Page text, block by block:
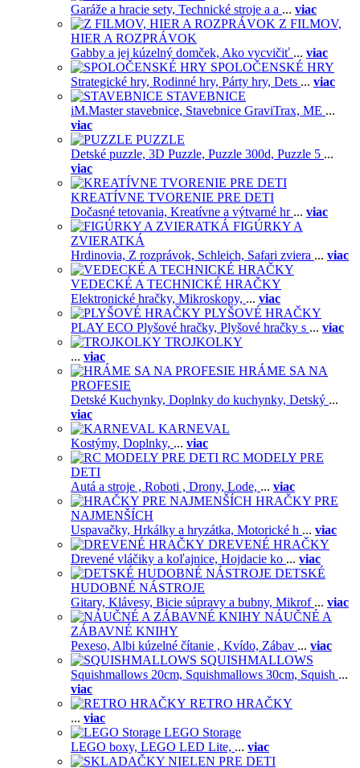
Garáže a hracie sety, Technické stroje a a ... viac
Z FILMOV,
HIER A ROZPRÁVOK
Gabby a jej kúzelný domček, Ako vycvičiť ... viac
SPOLOČENSKÉ HRY
Strategické hry, Rodinné hry, Párty hry, Dets ... viac
STAVEBNICE
iM.Master stavebnice, Stavebnice GraviTrax, ME ...
viac
PUZZLE
Detské puzzle, 3D Puzzle, Puzzle 300d, Puzzle 5 ...
viac
KREATÍVNE TVORENIE PRE DETI
Dočasné tetovania, Kreatívne a výtvarné hr ... viac
FIGÚRKY A
ZVIERATKÁ
Hrdinovia, Z rozprávok, Schleich, Safari zviera ... viac
VEDECKÉ A TECHNICKÉ HRAČKY
Elektronické hračky, Mikroskopy, ... viac
PLYŠOVÉ HRAČKY
PLAY ECO Plyšové hračky, Plyšové hračky s ... viac
TROJKOLKY
... viac
HRÁME SA NA
PROFESIE
Detské Kuchynky, Doplnky do kuchynky, Detský ...
viac
KARNEVAL
Kostýmy, Doplnky, ... viac
RC MODELY PRE
DETI
Autá a stroje , Roboti , Drony, Lode, ... viac
HRAČKY PRE
NAJMENŠÍCH
Uspavačky, Hrkálky a hryzátka, Motorické h ... viac
DREVENÉ HRAČKY
Drevené vláčiky a koľajnice, Hojdacie ko ... viac
DETSKÉ
HUDOBNÉ NÁSTROJE
Gitary, Klávesy, Bicie súpravy a bubny, Mikrof ... viac
NÁUČNÉ A
ZÁBAVNÉ KNIHY
Pexeso, Albi kúzelné čítanie , Kvído, Zábav ... viac
SQUISHMALLOWS
Squishmallows 20cm, Squishmallows 30cm, Squish ...
viac
RETRO HRAČKY
... viac
LEGO Storage
LEGO boxy, LEGO LED Lite, ... viac